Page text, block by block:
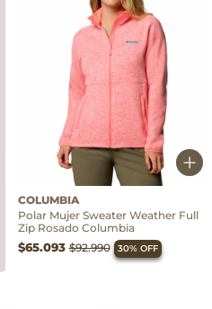
COLUMBIA
Polar Mujer Sweater Weather Full
Zip Rosado Columbia
$65.093$92.990 30% OFF